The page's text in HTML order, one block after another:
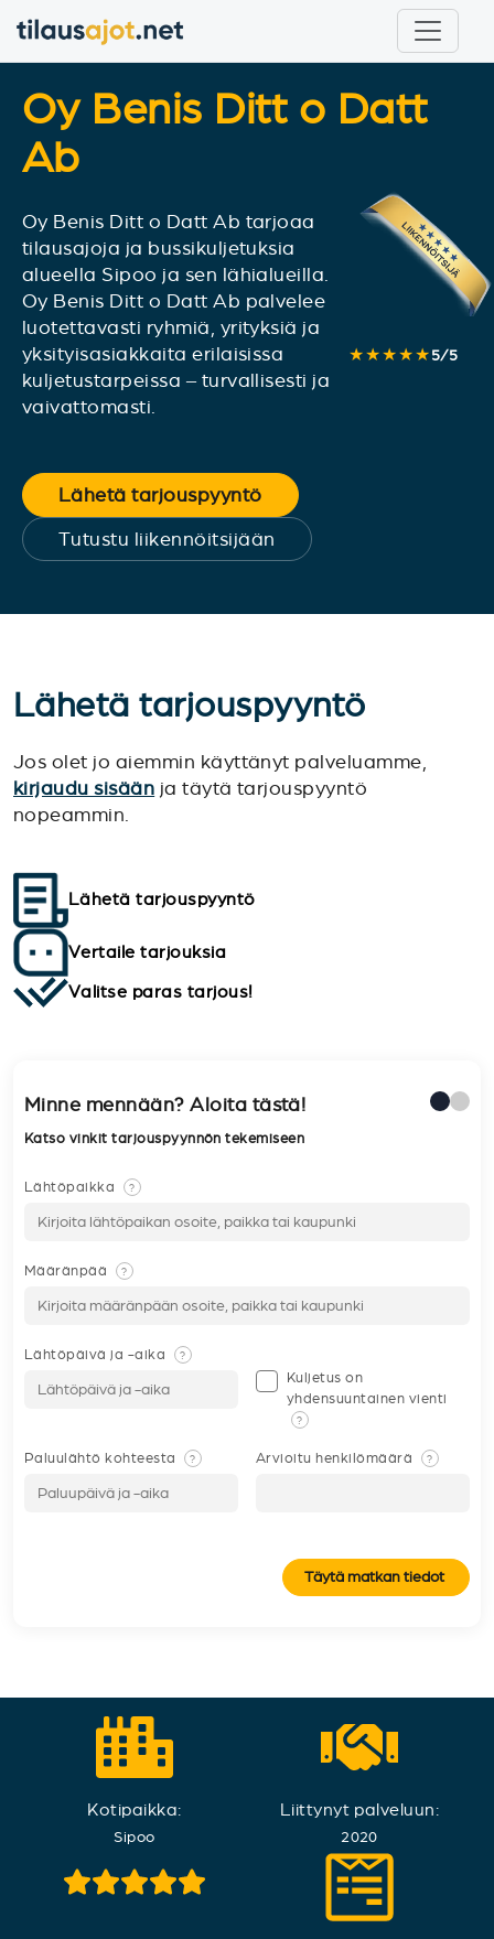
Oy Benis Ditt o Datt
Ab
Oy Benis Ditt o Datt Ab tarjoaa
tilausajoja ja bussikuljetuksia
alueella Sipoo ja sen lähialueilla.
Oy Benis Ditt o Datt Ab palvelee
luotettavasti ryhmiä, yrityksiä ja
yksityisasiakkaita erilaisissa
kuljetustarpeissa – turvallisesti ja
vaivattomasti.
★★★★★ 5/5
Lähetä tarjouspyyntö
Tutustu liikennöitsijään
Lähetä tarjouspyyntö
Jos olet jo aiemmin käyttänyt palveluamme,
kirjaudu sisään ja täytä tarjouspyyntö
nopeammin.
Lähetä tarjouspyyntö
Vertaile tarjouksia
Valitse paras tarjous!
Minne mennään? Aloita tästä!
Katso vinkit tarjouspyynnön tekemiseen
Lähtöpaikka ?
Määränpää ?
Lähtöpäivä ja -aika ?
Kuljetus on
yhdensuuntainen vienti
?
Paluulähtö kohteesta ? Arvioitu henkilömäärä ?
Täytä matkan tiedot
Kotipaikka:
Sipoo
Liittynyt palveluun:
2020